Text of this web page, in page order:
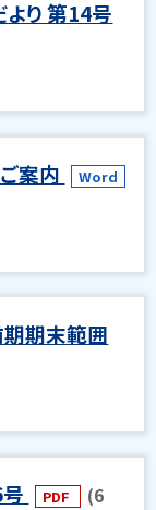
より 第14号
案内 Word
期期末範囲
PDF
(6